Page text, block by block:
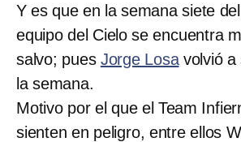
Y es que en la semana siete
equipo del Cielo se encuentra
salvo; pues Jorge Losavolvió a
la semana.
Motivo por el que el Team
sienten en peligro, entre ellos